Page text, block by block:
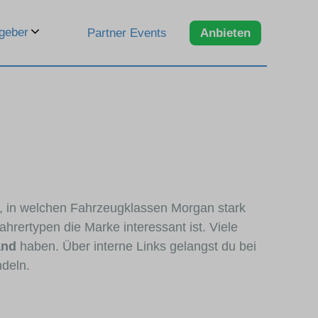
Partner Events Anbieten
welchen Fahrzeugklassen Morgan stark
die Marke interessant ist. Viele
haben. Über interne Links gelangst du bei